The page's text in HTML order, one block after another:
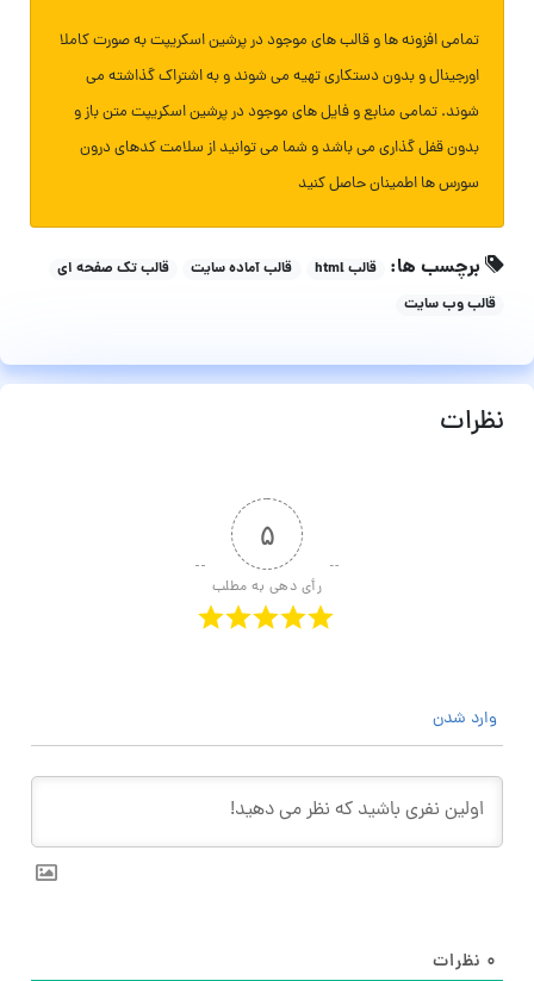
تمامی افزونه ها و قالب های موجود در پرشین اسکریپت به صورت کاملا
اورجینال و بدون دستکاری تهیه می شوند و به اشتراک گذاشته می
شوند. تمامی منابع و فایل های موجود در پرشین اسکریپت متن باز و
بدون قفل گذاری می باشد و شما می توانید از سلامت کدهای درون
سورس ها اطمینان حاصل کنید
برچسب ها: قالب html قالب آماده سایت
قالب تک صفحه ای
قالب وب سایت
نظرات
۵
رأی دهی به مطلب
وارد شدن
۰ نظرات